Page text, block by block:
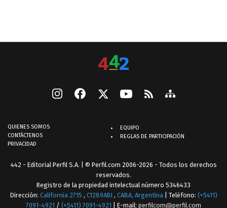
QUIENES SOMOS
CONTÁCTENOS
PRIVACIDAD
EQUIPO
REGLAS DE PARTICIPACIÓN
442 - Editorial Perfil S.A. | © Perfil.com 2006-2026 - Todos los derechos
reservados.
Registro de la propiedad intelectual número 5346433
Dirección: California 2715 , C1289ABI , CABA, Argentina | Teléfono: (+5411)
7091-4921 / (+5411) 7091-4921 | E-mail: perfilcom@perfil.com